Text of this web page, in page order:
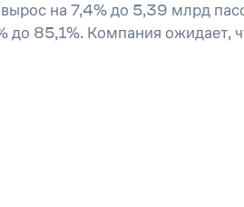
на 7,4% до 5,39 млрд
85,1%. Компания ожидает,